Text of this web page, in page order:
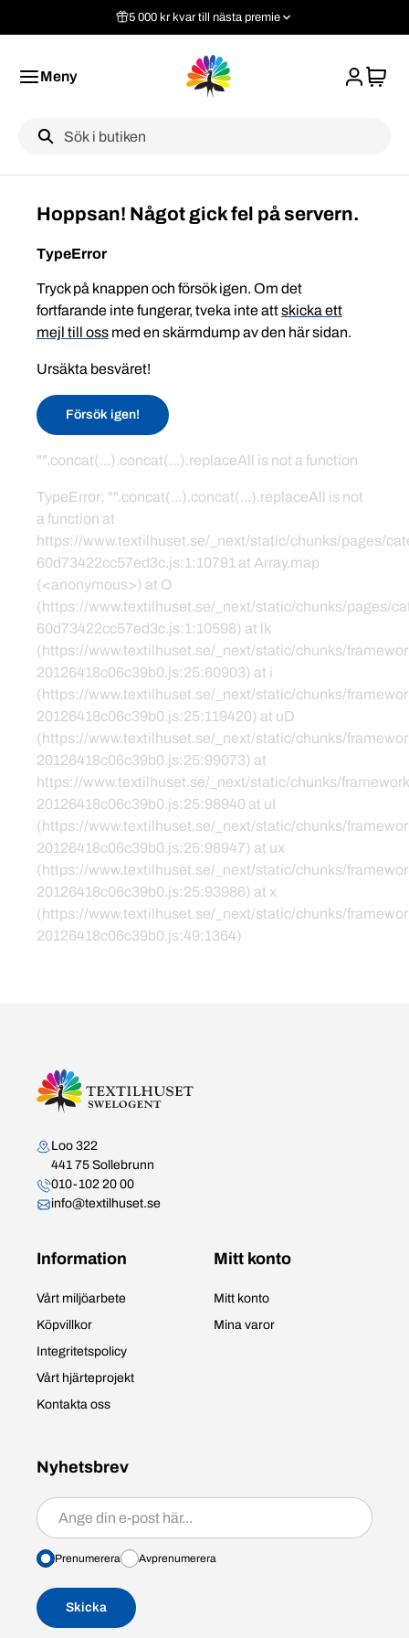
5 000 kr kvar till nästa premie
Meny
Label
Hoppsan! Något gick fel på servern.
TypeError
Tryck på knappen och försök igen. Om det
fortfarande inte fungerar, tveka inte attskicka ett
mejl till oss med en skärmdump av den här sidan.
Ursäkta besväret!
Försök igen!
"".concat(...).concat(...).replaceAll is not a function
TypeError: "".concat(...).concat(...).replaceAll is not
a function at
https://www.textilhuset.se/_next/static/chunks/pages/
60d73422cc57ed3c.js:1:10791 at Array.map
(<anonymous>) at O
(https://www.textilhuset.se/_next/static/chunks/pages/
60d73422cc57ed3c.js:1:10598) at lk
(https://www.textilhuset.se/_next/static/chunks/
20126418c06c39b0.js:25:60903) at i
(https://www.textilhuset.se/_next/static/chunks/
20126418c06c39b0.js:25:119420) at uD
(https://www.textilhuset.se/_next/static/chunks/
20126418c06c39b0.js:25:99073) at
https://www.textilhuset.se/_next/static/chunks/
20126418c06c39b0.js:25:98940 at uI
(https://www.textilhuset.se/_next/static/chunks/
20126418c06c39b0.js:25:98947) at ux
(https://www.textilhuset.se/_next/static/chunks/
20126418c06c39b0.js:25:93986) at x
(https://www.textilhuset.se/_next/static/chunks/
20126418c06c39b0.js:49:1364)
Kontakta oss
Loo 322
441 75 Sollebrunn
010-102 20 00
info@textilhuset.se
Information
Vårt miljöarbete
Köpvillkor
Integritetspolicy
Vårt hjärteprojekt
Kontakta oss
Mitt konto
Mitt konto
Mina varor
Nyhetsbrev
Prenumerera/avprenumerera
Prenumerera Avprenumerera
Skicka